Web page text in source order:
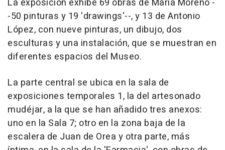
La exposición exhibe 69 obras de María Moreno -
-50 pinturas y 19 'drawings'--, y 13 de Antonio
López, con nueve pinturas, un dibujo, dos
esculturas y una instalación, que se muestran en
diferentes espacios del Museo.
La parte central se ubica en la sala de
exposiciones temporales 1, la del artesonado
mudéjar, a la que se han añadido tres anexos:
uno en la Sala 7; otro en la zona baja de la
escalera de Juan de Orea y otra parte, más